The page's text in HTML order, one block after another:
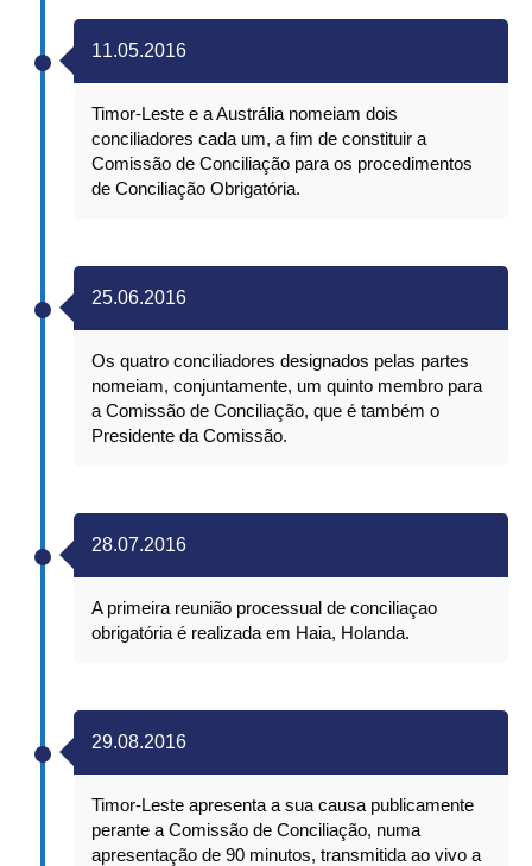
11.05.2016
Timor-Leste e a Austrália nomeiam dois
conciliadores cada um, a fim de constituir a
Comissão de Conciliação para os procedimentos
de Conciliação Obrigatória.
25.06.2016
Os quatro conciliadores designados pelas partes
nomeiam, conjuntamente, um quinto membro para
a Comissão de Conciliação, que é também o
Presidente da Comissão.
28.07.2016
A primeira reunião processual de conciliaçao
obrigatória é realizada em Haia, Holanda.
29.08.2016
Timor-Leste apresenta a sua causa publicamente
perante a Comissão de Conciliação, numa
apresentação de 90 minutos, transmitida ao vivo a